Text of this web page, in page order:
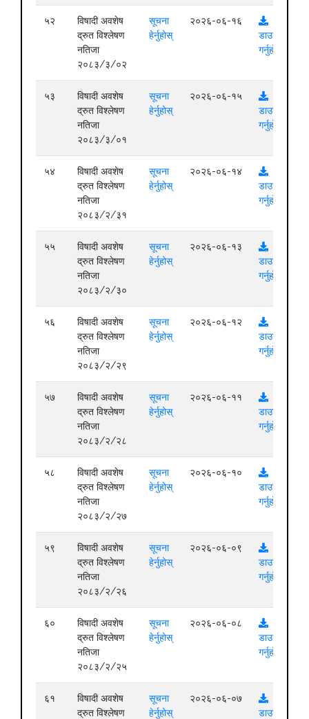
५२
विषादी अवशेष
द्रुत विश्लेषण
नतिजा
२०८३/३/०२
सूचना
हेर्नुहोस्
२०२६-०६-१६
डाउनलोड
गर्नुहोस्
५३
विषादी अवशेष
द्रुत विश्लेषण
नतिजा
२०८३/३/०१
सूचना
हेर्नुहोस्
२०२६-०६-१५
डाउनलोड
गर्नुहोस्
५४
विषादी अवशेष
द्रुत विश्लेषण
नतिजा
२०८३/२/३१
सूचना
हेर्नुहोस्
२०२६-०६-१४
डाउनलोड
गर्नुहोस्
५५
विषादी अवशेष
द्रुत विश्लेषण
नतिजा
२०८३/२/३०
सूचना
हेर्नुहोस्
२०२६-०६-१३
डाउनलोड
गर्नुहोस्
५६
विषादी अवशेष
द्रुत विश्लेषण
नतिजा
२०८३/२/२९
सूचना
हेर्नुहोस्
२०२६-०६-१२
डाउनलोड
गर्नुहोस्
५७
विषादी अवशेष
द्रुत विश्लेषण
नतिजा
२०८३/२/२८
सूचना
हेर्नुहोस्
२०२६-०६-११
डाउनलोड
गर्नुहोस्
५८
विषादी अवशेष
द्रुत विश्लेषण
नतिजा
२०८३/२/२७
सूचना
हेर्नुहोस्
२०२६-०६-१०
डाउनलोड
गर्नुहोस्
५९
विषादी अवशेष
द्रुत विश्लेषण
नतिजा
२०८३/२/२६
सूचना
हेर्नुहोस्
२०२६-०६-०९
डाउनलोड
गर्नुहोस्
६०
विषादी अवशेष
द्रुत विश्लेषण
नतिजा
२०८३/२/२५
सूचना
हेर्नुहोस्
२०२६-०६-०८
डाउनलोड
गर्नुहोस्
६१
विषादी अवशेष
द्रुत विश्लेषण
सूचना
हेर्नुहोस्
२०२६-०६-०७
डाउनलोड